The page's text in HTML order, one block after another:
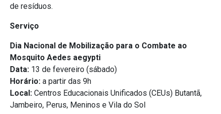
de resíduos.
Serviço
Dia Nacional de Mobilização para o Combate ao
Mosquito Aedes aegypti
Data: 13 de fevereiro (sábado)
Horário: a partir das 9h
Local: Centros Educacionais Unificados (CEUs) Butantã,
Jambeiro, Perus, Meninos e Vila do Sol